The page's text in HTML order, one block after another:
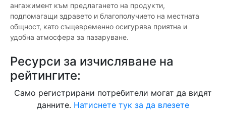
ангажимент към предлагането на продукти,
подпомагащи здравето и благополучието на местната
общност, като същевременно осигурява приятна и
удобна атмосфера за пазаруване.
Ресурси за изчисляване на
рейтингите:
Само регистрирани потребители могат да видят
данните. Натиснете тук за да влезете